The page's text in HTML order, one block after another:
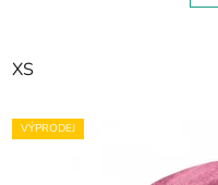
XS
VÝPRODEJ